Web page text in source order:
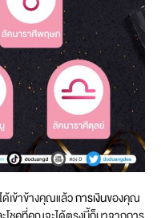
เข้าข้างคุณแล้วการเงินของคุณ